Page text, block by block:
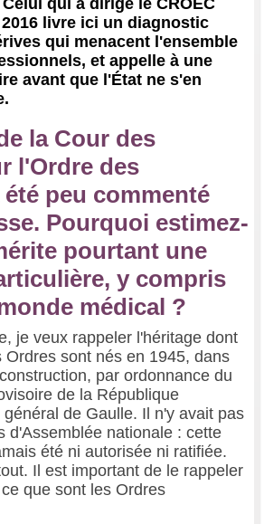
2016 livre ici un diagnostic
qui menacent l'ensemble
et appelle à une
avant que l'État ne s'en
la Cour des
l'Ordre des
peu commenté
Pourquoi estimez-
pourtant une
y compris
médical ?
je veux rappeler l'héritage dont
Ordres sont nés en 1945, dans
par ordonnance du
de la République
de Gaulle. Il n'y avait pas
d'Assemblée nationale : cette
été ni autorisée ni ratifiée.
Il est important de le rappeler
que sont les Ordres